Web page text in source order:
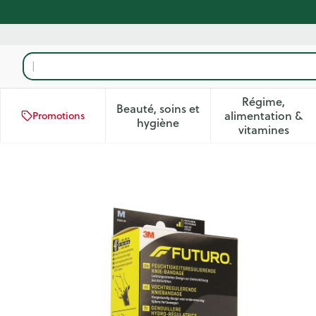
Rechercher
Promotions
Beauté, soins et
hygièneAfficher le sous-menu pour
Régime,
alimentation &
vitamines
Afficher
Futuro Sport Genouillere